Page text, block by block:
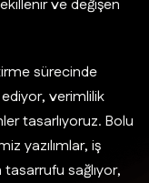
ve değişen
sürecinde
ediyor, verimlilik
tasarlıyoruz. Bolu
yazılımlar, iş
sağlıyor,